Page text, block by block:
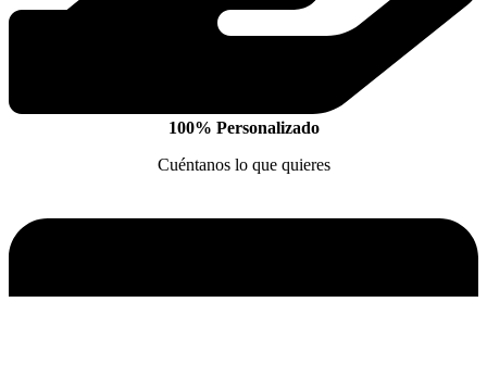
100% Personalizado
Cuéntanos lo que quieres